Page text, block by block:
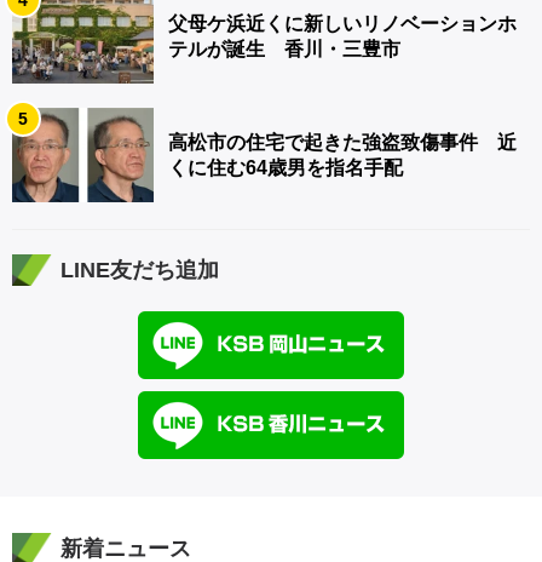
父母ケ浜近くに新しいリノベーションホ
テルが誕生 香川・三豊市
5
高松市の住宅で起きた強盗致傷事件 近
くに住む64歳男を指名手配
LINE友だち追加
新着ニュース